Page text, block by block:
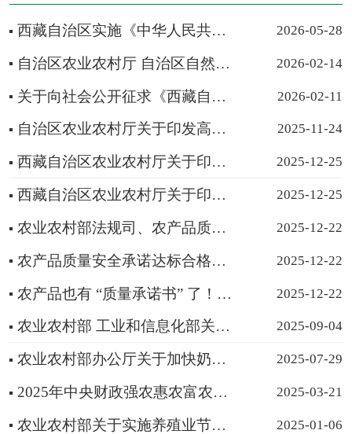
西藏自治区实施《中华人民共和国畜牧法》办法 ​（2026年5月27日西藏自治区第十二届人民代表大会常务委员会第二十三次会议通过） 2026-05-28
自治区农业农村厅 自治区自然资源厅关于印发《西藏自治区补充耕地质量验收办法（试行）》的通知 2026-02-14
关于向社会公开征求《西藏自治区农村集体资金资产资源管理办法（修订稿）》意见的公告 2026-02-11
自治区农业农村厅关于印发高效办成“一件事”涉及农业农村政务服务事项标准化的通知 2025-11-24
西藏自治区农业农村厅关于印发《关于加强西藏自治区高标准农田建设全过程管理的指导意见（试行）》的通知 2025-12-25
西藏自治区农业农村厅关于印发《西藏自治区高标准农田工程设施管护实施细则（试行）》的通知 2025-12-25
农业农村部法规司、农产品质量安全监管司负责人就《农产品质量安全承诺达标合格证管理办法》答记者问 2025-12-22
农产品质量安全承诺达标合格证管理办法 2025-12-22
农产品也有 “质量承诺书” 了！明年2月1日施行 2025-12-22
农业农村部 工业和信息化部关于加快农机创新产品中试验证和熟化应用的意见 2025-09-04
农业农村部办公厅关于加快奶业纾困提升奶业高质量发展水平的通知 2025-07-29
2025年中央财政强农惠农富农政策清单（农业农村部） 2025-03-21
农业农村部关于实施养殖业节粮行动的意见 2025-01-06